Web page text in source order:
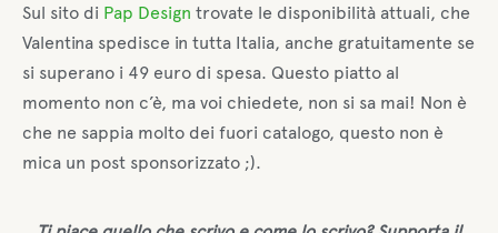
Sul sito di Pap Design trovate le disponibilità attuali, che
Valentina spedisce in tutta Italia, anche gratuitamente se
si superano i 49 euro di spesa. Questo piatto al
momento non c’è, ma voi chiedete, non si sa mai! Non è
che ne sappia molto dei fuori catalogo, questo non è
mica un post sponsorizzato ;).